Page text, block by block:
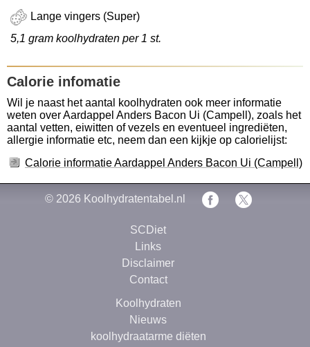
Lange vingers (Super)
5,1 gram koolhydraten per 1 st.
Calorie infomatie
Wil je naast het aantal koolhydraten ook meer informatie
weten over Aardappel Anders Bacon Ui (Campell), zoals het
aantal vetten, eiwitten of vezels en eventueel ingrediëten,
allergie informatie etc, neem dan een kijkje op calorielijst:
Calorie informatie Aardappel Anders Bacon Ui (Campell)
© 2026 Koolhydratentabel.nl
SCDiet
Links
Disclaimer
Contact
Koolhydraten
Nieuws
koolhydraatarme diëten